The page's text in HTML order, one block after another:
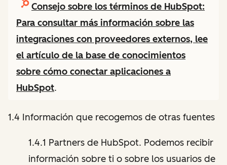
Consejo sobre los términos de HubSpot:
Para consultar más información sobre las
integraciones con proveedores externos, lee
el artículo de la base de conocimientos
sobre cómo conectar aplicaciones a
HubSpot.
1.4 Información que recogemos de otras fuentes
1.4.1 Partners de HubSpot. Podemos recibir
información sobre ti o sobre los usuarios de